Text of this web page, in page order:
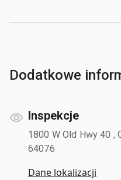
Dodatkowe
Inspekcje
1800 W Old Hwy 40 ,
64076
Dane lokalizacji